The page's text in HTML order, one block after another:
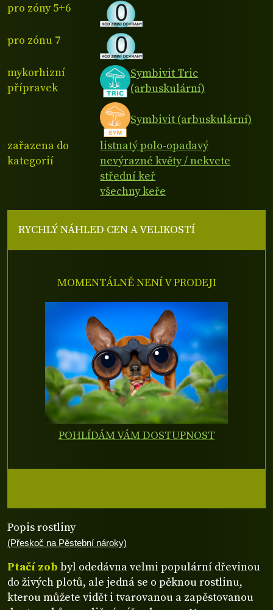
pro zóny 5+6
pro zónu 7
mykorhizní
přípravek
Symbivit Tric
(arbuskulární)
Symbivit (arbuskulární)
zařazena do
kategorií
listnatý polo-opadavý
nevýrazné květy / nekvete
střední keř
všechny keře
Popis rostliny
(Přeskoč na Pěstební nároky)
Ptačí zob byl odedávna velmi populární dřevinou
do živých plotů, ale jedná se o pěknou rostlinu,
kterou můžete vidět i tvarovanou a zapěstovanou
RYCHLÝ NÁHLED CEN A VELIKOSTÍ
MOMENTÁLNĚ NENÍ V PRODEJI
POHLÍDÁM VÁM DOSTUPNOST